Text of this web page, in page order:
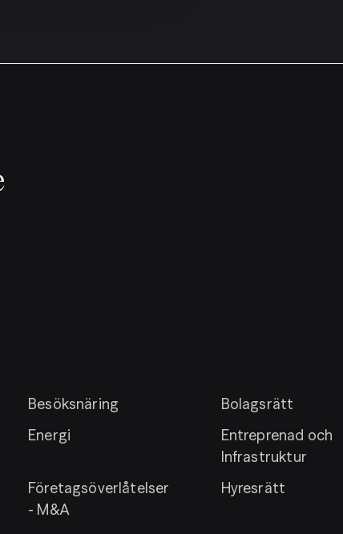
Besöksnäring
Bolagsrätt
Energi
Entreprenad och
Infrastruktur
Företagsöverlåtelser
- M&A
Hyresrätt